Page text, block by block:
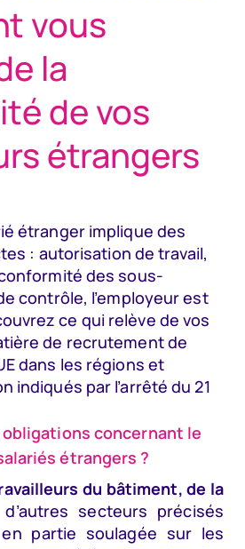
vous
la
de vos
étrangers
étranger implique des
: autorisation de travail,
des sous-
contrôle, l’employeur est
ce qui relève de vos
de recrutement de
dans les régions et
indiqués par l’arrêté du 21
concernant le
étrangers ?
du bâtiment, de la
secteurs précisés
partie soulagée sur les